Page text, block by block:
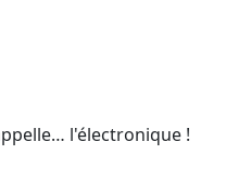
l'électronique !